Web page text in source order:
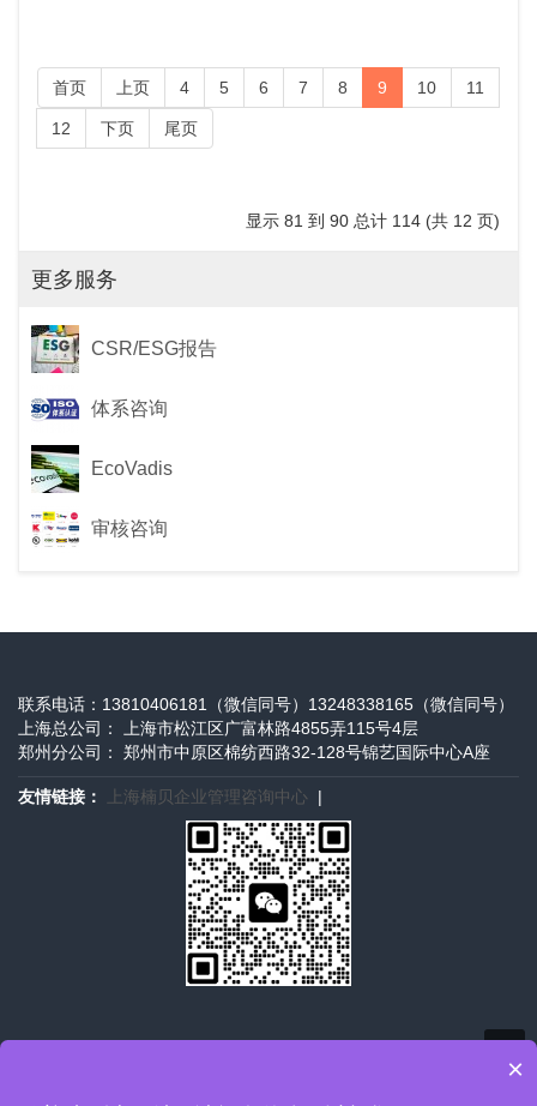
首页 上页 4 5 6 7 8 9 10 11
12 下页 尾页
显示 81 到 90 总计 114 (共 12 页)
更多服务
CSR/ESG报告
体系咨询
EcoVadis
审核咨询
联系电话：13810406181（微信同号）13248338165（微信同号）
上海总公司： 上海市松江区广富林路4855弄115号4层
郑州分公司： 郑州市中原区棉纺西路32-128号锦艺国际中心A座
友情链接： 上海楠贝企业管理咨询中心 |
×